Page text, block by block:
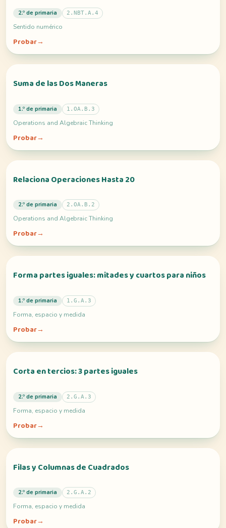
2.º de primaria 2.NBT.A.4
Sentido numérico
Probar→
Suma de las Dos Maneras
1.º de primaria 1.OA.B.3
Operations and Algebraic Thinking
Probar→
Relaciona Operaciones Hasta 20
2.º de primaria 2.OA.B.2
Operations and Algebraic Thinking
Probar→
Forma partes iguales: mitades y cuartos para niños
1.º de primaria 1.G.A.3
Forma, espacio y medida
Probar→
Corta en tercios: 3 partes iguales
2.º de primaria 2.G.A.3
Forma, espacio y medida
Probar→
Filas y Columnas de Cuadrados
2.º de primaria 2.G.A.2
Forma, espacio y medida
Probar→